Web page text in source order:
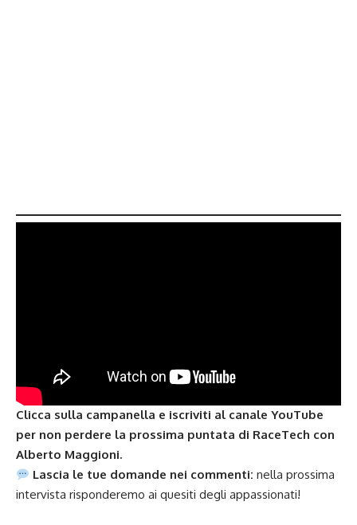
Clicca sulla campanella e iscriviti al canale YouTube
per non perdere la prossima puntata di RaceTech con
Alberto Maggioni.
Lascia le tue domande nei commenti: nella prossima
intervista risponderemo ai quesiti degli appassionati!